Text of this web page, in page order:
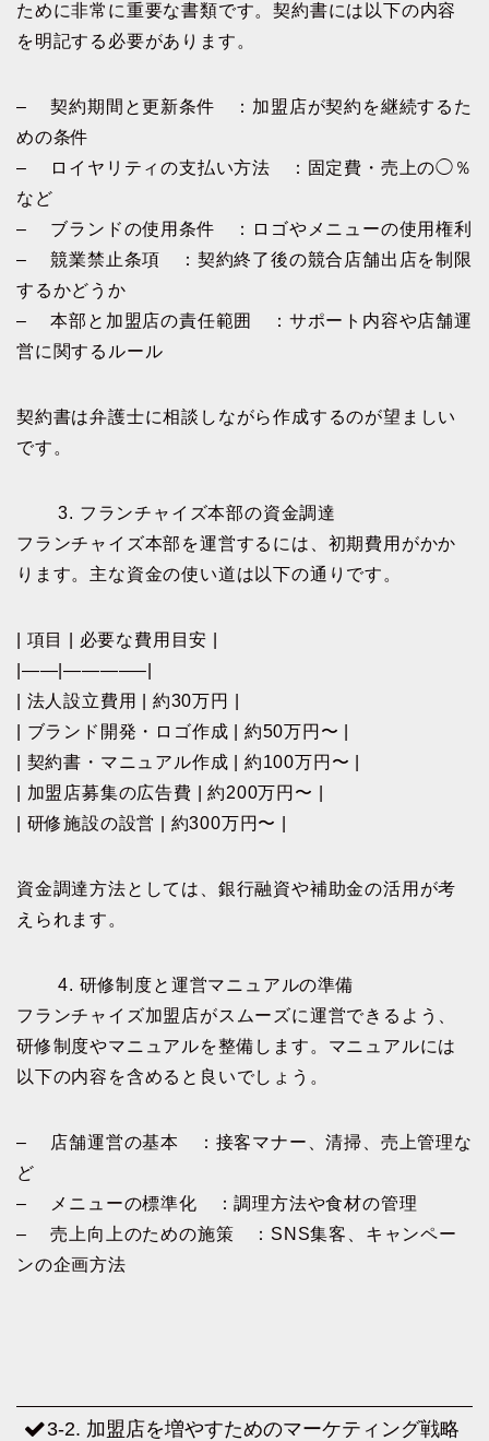
ために非常に重要な書類です。契約書には以下の内容
を明記する必要があります。
– 契約期間と更新条件 ：加盟店が契約を継続するた
めの条件
– ロイヤリティの支払い方法 ：固定費・売上の◯％
など
– ブランドの使用条件 ：ロゴやメニューの使用権利
– 競業禁止条項 ：契約終了後の競合店舗出店を制限
するかどうか
– 本部と加盟店の責任範囲 ：サポート内容や店舗運
営に関するルール
契約書は弁護士に相談しながら作成するのが望ましい
です。
3. フランチャイズ本部の資金調達
フランチャイズ本部を運営するには、初期費用がかか
ります。主な資金の使い道は以下の通りです。
| 項目 | 必要な費用目安 |
|——|————–|
| 法人設立費用 | 約30万円 |
| ブランド開発・ロゴ作成 | 約50万円〜 |
| 契約書・マニュアル作成 | 約100万円〜 |
| 加盟店募集の広告費 | 約200万円〜 |
| 研修施設の設営 | 約300万円〜 |
資金調達方法としては、銀行融資や補助金の活用が考
えられます。
4. 研修制度と運営マニュアルの準備
フランチャイズ加盟店がスムーズに運営できるよう、
研修制度やマニュアルを整備します。マニュアルには
以下の内容を含めると良いでしょう。
– 店舗運営の基本 ：接客マナー、清掃、売上管理な
ど
– メニューの標準化 ：調理方法や食材の管理
– 売上向上のための施策 ：SNS集客、キャンペー
ンの企画方法
3-2. 加盟店を増やすためのマーケティング戦略